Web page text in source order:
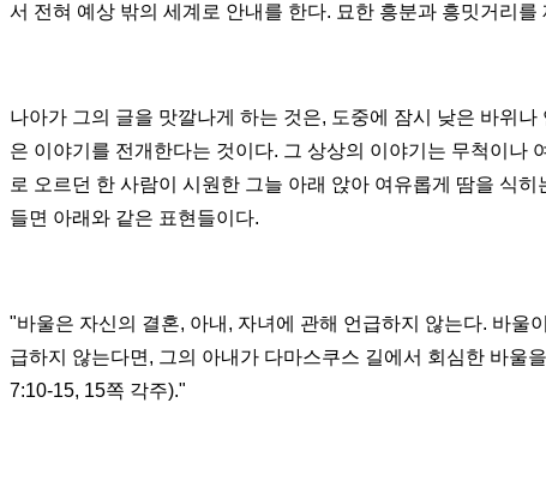
서 전혀 예상 밖의 세계로 안내를 한다. 묘한 흥분과 흥밋거리를
나아가 그의 글을 맛깔나게 하는 것은, 도중에 잠시 낮은 바위나
은 이야기를 전개한다는 것이다. 그 상상의 이야기는 무척이나
로 오르던 한 사람이 시원한 그늘 아래 앉아 여유롭게 땀을 식
들면 아래와 같은 표현들이다.
"바울은 자신의 결혼, 아내 , 자녀에 관해 언급하지 않는다. 바울
급하지 않는다면, 그의 아내가 다마스쿠스 길에서 회심한 바울
7:10-15, 15쪽 각주)."